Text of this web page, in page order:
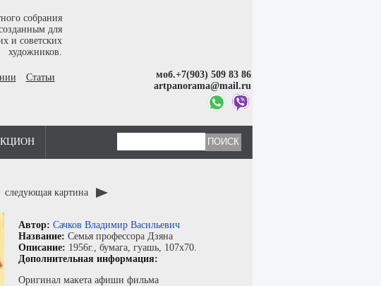
собрания
для
и советских
художников.
Статьи
моб.+7(903) 509 83 86
artpanorama@mail.ru
следующая картина
Автор: Сачков Владимир Васильевич
Название: Семья профессора Дзяна
Описание: 1956г., бумага, гуашь, 107x70.
Дополнительная информация:
Оригинал макета афиши фильма